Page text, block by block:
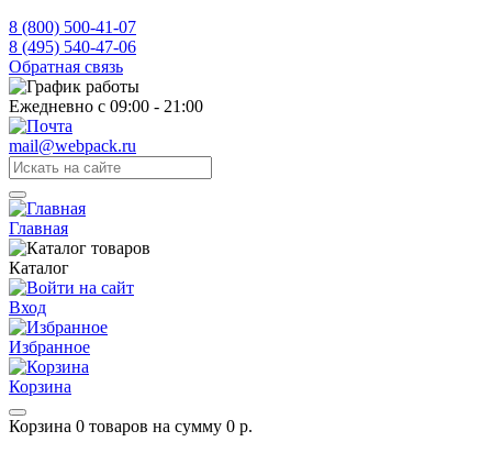
8 (800) 500-41-07
8 (495) 540-47-06
Обратная связь
Ежедневно с 09:00 - 21:00
mail@webpack.ru
Главная
Каталог
Вход
Избранное
Корзина
Корзина 0 товаров на сумму 0 р.